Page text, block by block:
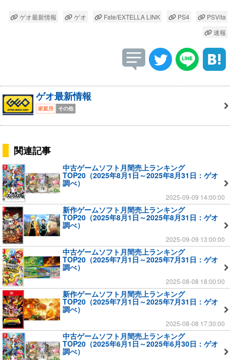
ゲオ最新情報 ゲオ Fate/EXTELLA LINK PS4
PSVita
速報
ゲオ最新情報
家庭用 その他
関連記事
中古ゲームソフト月間売上ランキング
TOP20（2025年8月1日～2025年8月31日：ゲオ
調べ）
2025-09-09 14:00:00
新作ゲームソフト月間売上ランキング
TOP20（2025年8月1日～2025年8月31日：ゲオ
調べ）
2025-09-09 13:00:00
中古ゲームソフト月間売上ランキング
TOP20（2025年7月1日～2025年7月31日：ゲオ
調べ）
2025-08-08 18:00:00
新作ゲームソフト月間売上ランキング
TOP20（2025年7月1日～2025年7月31日：ゲオ
調べ）
2025-08-08 17:30:00
中古ゲームソフト月間売上ランキング
TOP20（2025年6月1日～2025年6月30日：ゲオ
調べ）